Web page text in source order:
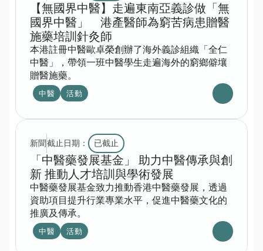
【無國界中醫】走遍東南亞義診做「無
國界中醫」　港產醫師為窮苦病患贈醫
施藥培訓針灸師
本港註冊中醫歐卓榮創辦了海外義診組織「全仁
中醫」，帶領一班中醫學生走遍海外的窮鄉僻壤
贈醫施藥。
中醫 活動
新聞截止日期： 已截止
「中醫藥發展基金」 助力中醫傳承與創
新 推動人才培訓與學術發展
中醫藥發展基金致力推動香港中醫藥發展，透過
資助項目提升行業專業水平，促進中醫藥文化的
推廣及傳承。
中醫 活動